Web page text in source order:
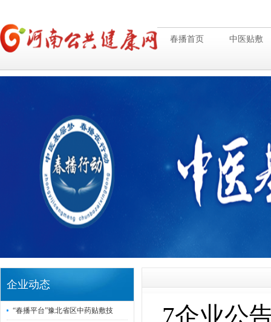
春播首页 中医贴敷
企业动态
“春播平台”豫北省区中药贴敷技 7企业公